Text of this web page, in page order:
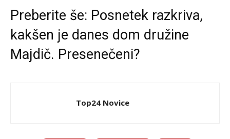
Preberite še: Posnetek razkriva,
kakšen je danes dom družine
Majdič. Presenečeni?
Top24 Novice